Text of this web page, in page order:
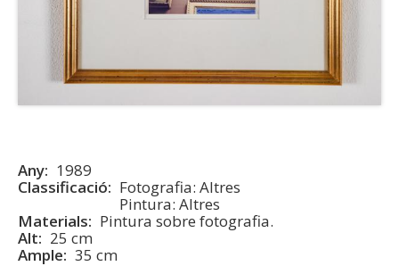
Any
1989
Classificació
Fotografia: Altres
Pintura: Altres
Materials
Pintura sobre fotografia.
Alt
25 cm
Ample
35 cm